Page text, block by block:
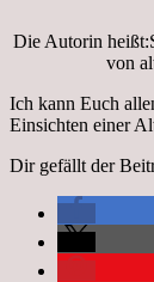
Die Autorin
von
Ich kann Euch
Einsichten einer
Dir gefällt der